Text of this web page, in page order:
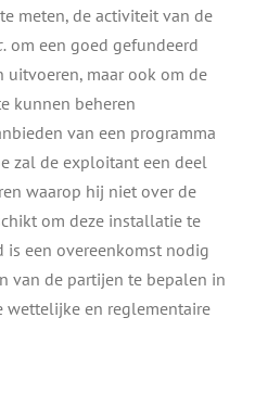
meten, de activiteit van de
om een goed gefundeerd
maar ook om de
kunnen beheren
van een programma
zal de exploitant een deel
waarop hij niet over de
om deze installatie te
een overeenkomst nodig
van de partijen te bepalen in
wettelijke en reglementaire